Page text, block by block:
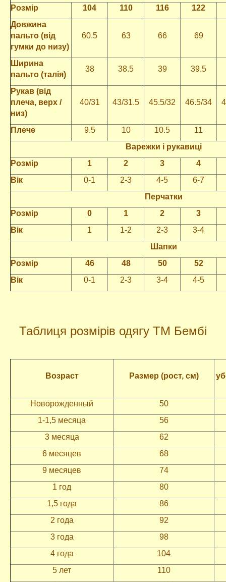
Розмір 104 110 116
122
Довжина
пальто (від
гумки до низу)
60.5 63 66 69
Ширина
пальто (талія)
38 38.5 39 39.5
Рукав (від
плеча, верх /
низ)
40/31 43/31.5 45.5/32 46.5/34
Плече 9.5 10 10.5
11
Варежки і рукавиці
Розмір
1 2 3
4
Вік
0-1 2-3 4-5
6-7
Перчатки
Розмір
0 1 2
3
Вік
1 1-2 2-3
3-4
Шапки
Розмір
46 48 50
52
Вік
0-1 2-3 3-4 4-5
Таблиця розмірів одягу ТМ Бембі
Возраст Размер (рост, см)
Новорожденный
50
1-1,5 месяца
56
3 месяца
62
6 месяцев
68
9 месяцев
74
1 год
80
1,5 года
86
2 года
92
3 года
98
4 года
104
5 лет
110